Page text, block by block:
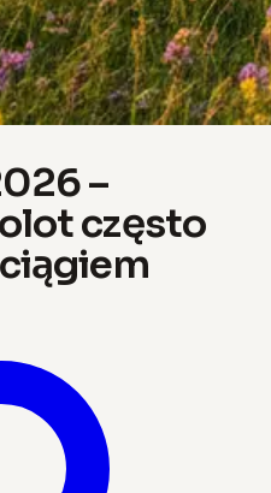
–
często